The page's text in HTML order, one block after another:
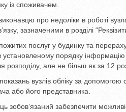
із споживачем.
про недоліки в роботі
зазначеними в розділі
послуг у будинку та
порядку інформацію
розподілу, але не більш як за 12
вузлів обліку за
або його представника.
зобов’язаний забезпечити